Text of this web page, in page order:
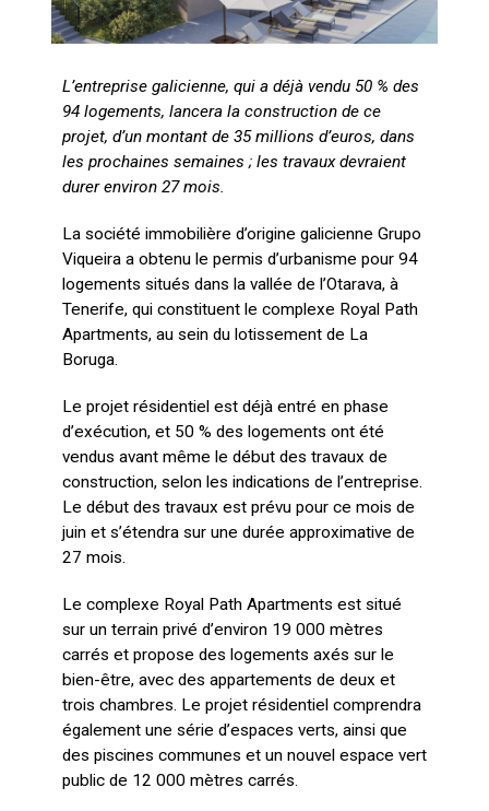
L’entreprise galicienne, qui a déjà vendu 50 % des
94 logements, lancera la construction de ce
projet, d’un montant de 35 millions d’euros, dans
les prochaines semaines ; les travaux devraient
durer environ 27 mois.
La société immobilière d’origine galicienne Grupo
Viqueira a obtenu le permis d’urbanisme pour 94
logements situés dans la vallée de l’Otarava, à
Tenerife, qui constituent le complexe Royal Path
Apartments, au sein du lotissement de La
Boruga.
Le projet résidentiel est déjà entré en phase
d’exécution, et 50 % des logements ont été
vendus avant même le début des travaux de
construction, selon les indications de l’entreprise.
Le début des travaux est prévu pour ce mois de
juin et s’étendra sur une durée approximative de
27 mois.
Le complexe Royal Path Apartments est situé
sur un terrain privé d’environ 19 000 mètres
carrés et propose des logements axés sur le
bien-être, avec des appartements de deux et
trois chambres. Le projet résidentiel comprendra
également une série d’espaces verts, ainsi que
des piscines communes et un nouvel espace vert
public de 12 000 mètres carrés.